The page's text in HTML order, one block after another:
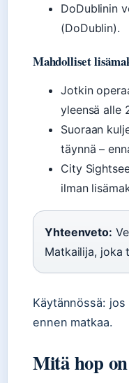
DoDublinin
(DoDublin).
Mahdolliset
Jotkin
yleensä alle
Suoraan
täynnä –
City
ilman
Yhteenveto:
Matkailija, joka
Käytännössä:
ennen matkaa.
Mitä hop